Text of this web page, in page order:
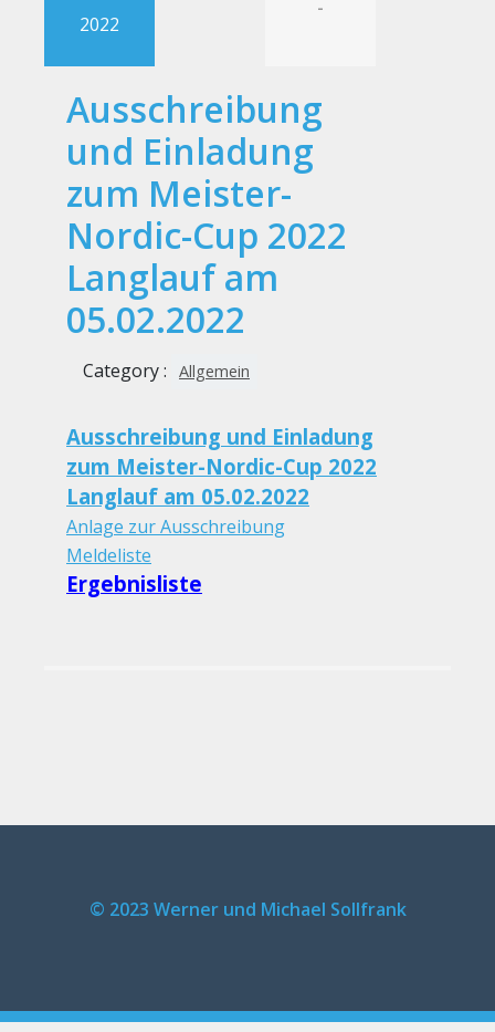
2022
-
Ausschreibung
und Einladung
zum Meister-
Nordic-Cup 2022
Langlauf am
05.02.2022
Category : Allgemein
Ausschreibung und Einladung
zum Meister-Nordic-Cup 2022
Langlauf am 05.02.2022
Anlage zur Ausschreibung
Meldeliste
Ergebnisliste
© 2023 Werner und Michael Sollfrank